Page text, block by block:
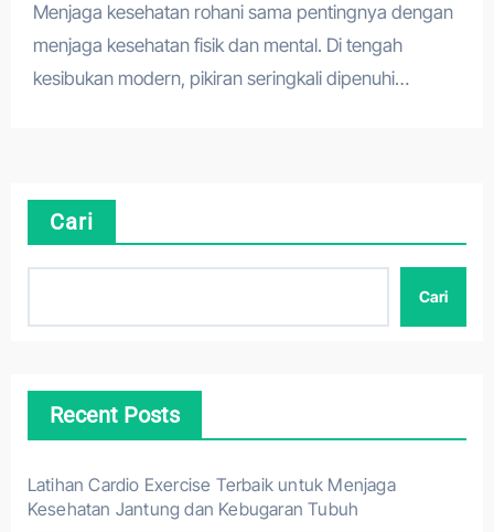
Menjaga kesehatan rohani sama pentingnya dengan
menjaga kesehatan fisik dan mental. Di tengah
kesibukan modern, pikiran seringkali dipenuhi…
Cari
Cari
Recent Posts
Latihan Cardio Exercise Terbaik untuk Menjaga
Kesehatan Jantung dan Kebugaran Tubuh